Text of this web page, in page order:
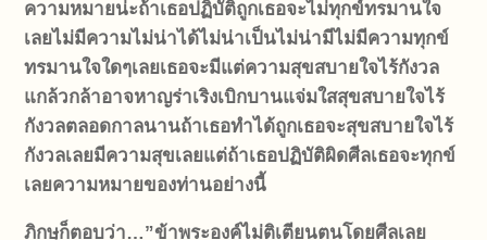
ความหมายน่ะถ้าเธอปฏิบัติถูกเธอจะไม่ทุกข์ทรมานใจ
เลยไม่มีความไม่น่าได้ไม่น่าเป็นไม่น่ามีไม่มีความทุกข์
ทรมานใจใดๆเลยเธอจะมีแต่ความสุขสบายใจไร้กังวล
แกล้วกล้าอาจหาญร่าเริงเบิกบานแจ่มใสสุขสบายใจไร้
กังวลตลอดกาลนานถ้าเธอทำได้ถูกเธอจะสุขสบายใจไร้
กังวลเลยมีความสุขเลยแต่ถ้าเธอปฏิบัติผิดศีลเธอจะทุกข์
เลยความหมายของท่านอย่างนี้
ภิกษุก็ตอบว่า…”ข้าพระองค์ไม่ติเตียนตนโดยศีลเลย